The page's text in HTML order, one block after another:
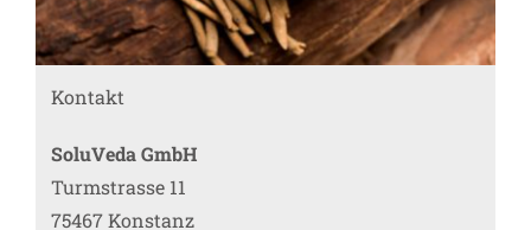
Kontakt
SoluVeda GmbH
Turmstrasse 11
75467 Konstanz